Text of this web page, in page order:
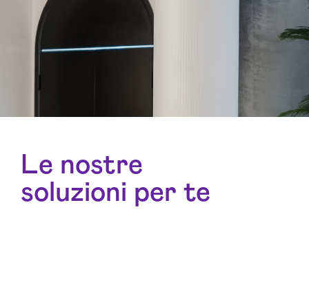
Le nostre
soluzioni per te